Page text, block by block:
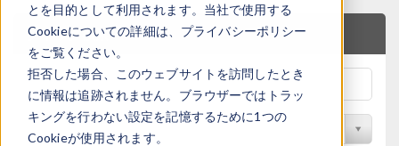
とを目的として利用されます。当社で使用する
Cookieについての詳細は、プライバシーポリシー
をご覧ください。
拒否した場合、このウェブサイトを訪問したとき
に情報は追跡されません。ブラウザーではトラッ
キングを行わない設定を記憶するために1つの
Cookieが使用されます。
クイック検索
分野でフィルター